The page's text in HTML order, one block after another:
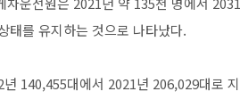
태를 유지하는 것으로 나타났다.
140,455대에서 2021년 206,029대로 지